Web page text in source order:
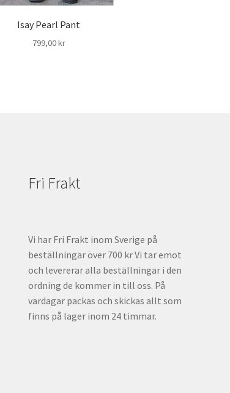
Isay Pearl Pant
799,00kr
Fri Frakt
Vi har Fri Frakt inom Sverige på
beställningar över 700 kr Vi tar emot
och levererar alla beställningar i den
ordning de kommer in till oss. På
vardagar packas och skickas allt som
finns på lager inom 24 timmar.